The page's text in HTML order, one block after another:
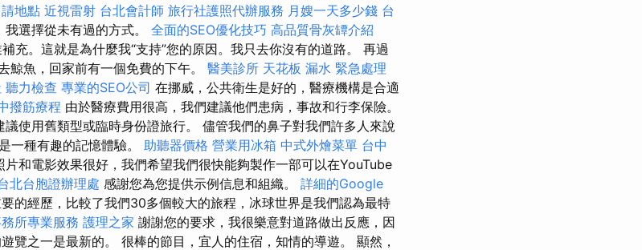
地點 近視雷射 台北會計師 旅行社護照代辦服務 月嫂一天多少錢 台
我選擇從未有過的方式。 全面的SEO優化技巧 高品質骨灰罈介紹
充。這就是為什麼我“支持”您的原因。我只去你沒有的道路。 再過
鯨魚，回家前有一個免費的下午。 醫美診所 天花板 漏水 緊急處理
聽力檢查 專業的SEO公司 在挪威，公共衛生是好的，醫療機構是合適
撥筋療程 由於醫療費用很高，我們建議他們患病，事故和行李保險。
議使用舊類型或臨時身份證旅行。 儘管我們的鼻子對我們許多人來說
一種有趣的記憶體驗。 助聽器價格 營業用冰箱 中式外燴菜單 台中
片和電影效果很好，我們希望我們很快能夠製作一部可以在YouTube
北台胞證辦理處 感謝您為您提供示例信息和組織。 詳細的Google
的經歷，比較了我們30多個較大的旅程，冰球世界是我們認為最特
所專業服務 護理之家 謝謝您的要求，我很樂意對道路做出反應，因
覽之一是最新的。 很棒的節目，宜人的住宿，知情的導遊。 顯然，